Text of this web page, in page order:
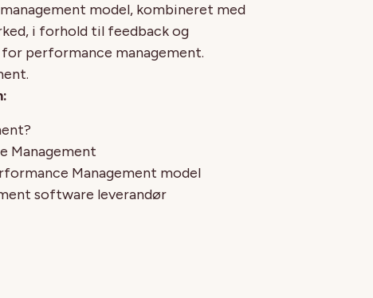
model, kombineret med
i forhold til feedback og
performance management.
Management
Management model
software leverandør